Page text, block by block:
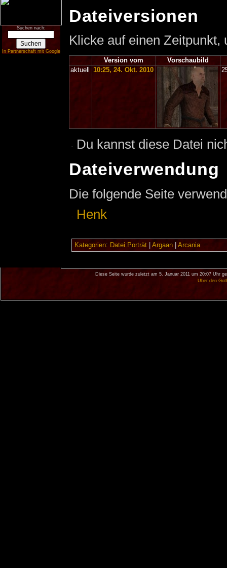
Suchen nach:
In Partnerschaft mit Google
Dateiversionen
Klicke auf einen
Version vom
Vorschaubild
aktuell
10:25, 24. Okt. 2010
Du kannst diese Datei
Dateiverwendung
Die folgende Seite
Henk
Kategorien: Datei:Porträt| Argaan| Arcania
Diese Seite wurde zuletzt am 5. Januar 2011 um 20:07 Uhr
Über den